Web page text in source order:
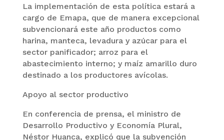
La implementación de esta política estará a
cargo de Emapa, que de manera excepcional
subvencionará este año productos como
harina, manteca, levadura y azúcar para el
sector panificador; arroz para el
abastecimiento interno; y maíz amarillo duro
destinado a los productores avícolas.
Apoyo al sector productivo
En conferencia de prensa, el ministro de
Desarrollo Productivo y Economía Plural,
Néstor Huanca, explicó que la subvención